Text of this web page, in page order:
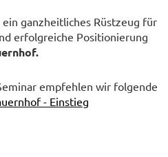
ganzheitliches Rüstzeug für
erfolgreiche Positionierung
empfehlen wir folgende
- Einstieg